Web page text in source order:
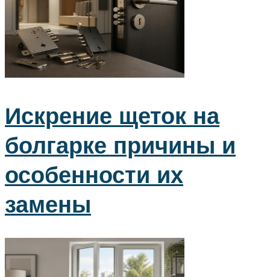
Искрение щеток на
болгарке причины и
особенности их
замены